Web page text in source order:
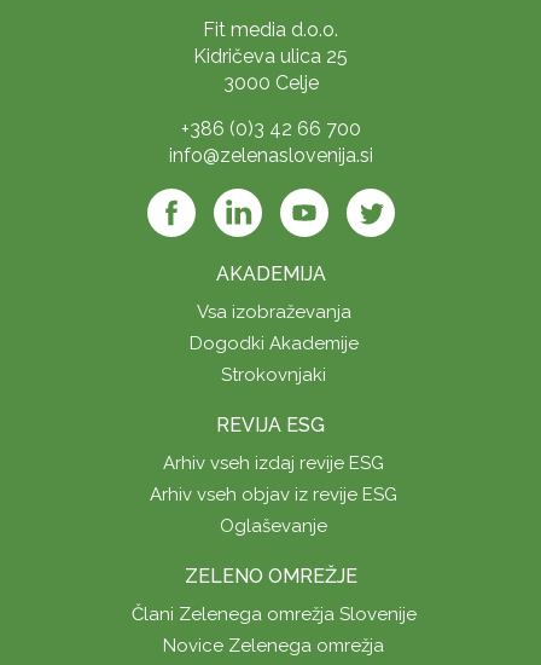
Fit media d.o.o.
Kidričeva ulica 25
3000 Celje
+386 (0)3 42 66 700
info@zelenaslovenija.si
AKADEMIJA
Vsa izobraževanja
Dogodki Akademije
Strokovnjaki
REVIJA ESG
Arhiv vseh izdaj revije ESG
Arhiv vseh objav iz revije ESG
Oglaševanje
ZELENO OMREŽJE
Člani Zelenega omrežja Slovenije
Novice Zelenega omrežja